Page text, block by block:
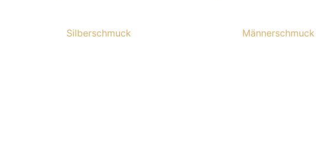
Silberschmuck Männerschmuck